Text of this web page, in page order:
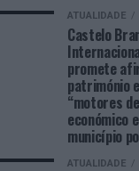
ATUALIDADE
Castelo
promete
património
“motores
económico
município
ATUALIDADE